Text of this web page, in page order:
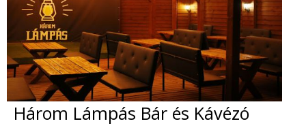
Három Lámpás Bár és Kávézó